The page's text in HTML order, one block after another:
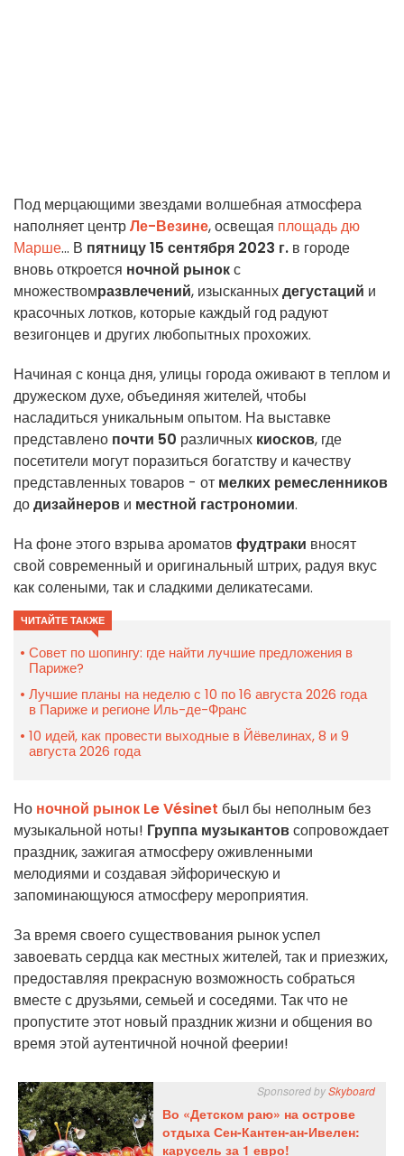
Под мерцающими звездами волшебная атмосфера
наполняет центрЛе-Везине, освещая площадь дю
Марше... В пятницу 15 сентября 2023 г. в городе
вновь откроется ночной рынокс
множествомразвлечений, изысканныхдегустаций и
красочных лотков, которые каждый год радуют
везигонцев и других любопытных прохожих.
Начиная с конца дня, улицы города оживают в теплом и
дружеском духе, объединяя жителей, чтобы
насладиться уникальным опытом. На выставке
представлено почти 50 различных киосков, где
посетители могут поразиться богатству и качеству
представленных товаров - от мелких ремесленников
додизайнеров и местной гастрономии.
На фоне этого взрыва ароматов фудтраки вносят
свой современный и оригинальный штрих, радуя вкус
как солеными, так и сладкими деликатесами.
ЧИТАЙТЕ ТАКЖЕ
Совет по шопингу: где найти лучшие предложения в
Париже?
Лучшие планы на неделю с 10 по 16 августа 2026 года
в Париже и регионе Иль-де-Франс
10 идей, как провести выходные в Йёвелинах, 8 и 9
августа 2026 года
Но ночной рынок Le Vésinet был бы неполным без
музыкальной ноты! Группа музыкантовсопровождает
праздник, зажигая атмосферу оживленными
мелодиями и создавая эйфорическую и
запоминающуюся атмосферу мероприятия.
За время своего существования рынок успел
завоевать сердца как местных жителей, так и приезжих,
предоставляя прекрасную возможность собраться
вместе с друзьями, семьей и соседями. Так что не
пропустите этот новый праздник жизни и общения во
время этой аутентичной ночной феерии!